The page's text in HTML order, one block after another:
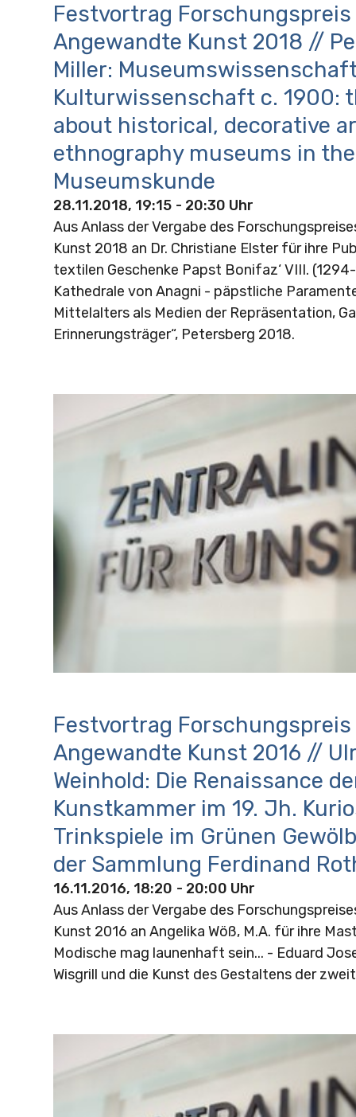
Festvortrag Forschungspreis
Angewandte Kunst 2018 //
Miller:
Kulturwissenschaft c. 1900:
about historical, decorative
ethnography museums in
Museumskunde
28.11.2018, 19:15 - 20:30 Uhr
Aus Anlass der Vergabe des
Kunst 2018 an Dr. Christiane Elster für ihre
textilen Geschenke Papst Bonifaz‘ VIII.
Kathedrale von Anagni - päpstliche
Mittelalters als Medien der Repräsentation,
Erinnerungsträger“, Petersberg 2018.
Festvortrag Forschungspreis
Angewandte Kunst 2016 //
Weinhold: Die Renaissance
Kunstkammer im 19. Jh.
Trinkspiele im Grünen
der Sammlung Ferdinand
16.11.2016, 18:20 - 20:00 Uhr
Aus Anlass der Vergabe des
Kunst 2016 an Angelika Wöß, M.A. für ihre
Modische mag launenhaft sein... - Eduard
Wisgrill und die Kunst des Gestaltens der